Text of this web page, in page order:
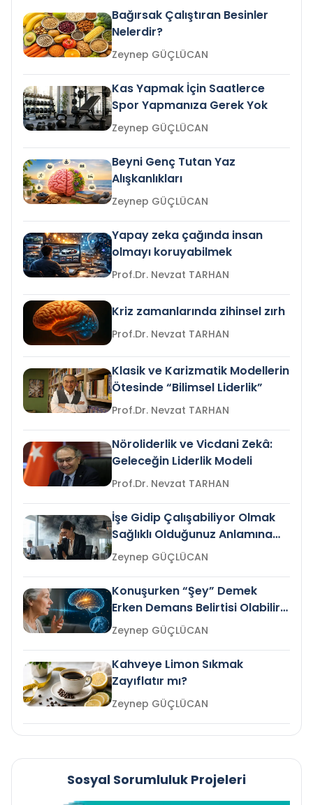
Bağırsak Çalıştıran Besinler
Nelerdir?
Zeynep GÜÇLÜCAN
Kas Yapmak İçin Saatlerce
Spor Yapmanıza Gerek Yok
Zeynep GÜÇLÜCAN
Beyni Genç Tutan Yaz
Alışkanlıkları
Zeynep GÜÇLÜCAN
Yapay zeka çağında insan
olmayı koruyabilmek
Prof.Dr. Nevzat TARHAN
Kriz zamanlarında zihinsel zırh
Prof.Dr. Nevzat TARHAN
Klasik ve Karizmatik Modellerin
Ötesinde “Bilimsel Liderlik”
Prof.Dr. Nevzat TARHAN
Nöroliderlik ve Vicdani Zekâ:
Geleceğin Liderlik Modeli
Prof.Dr. Nevzat TARHAN
İşe Gidip Çalışabiliyor Olmak
Sağlıklı Olduğunuz Anlamına
Gelir mi?Zeynep GÜÇLÜCAN
Konuşurken “Şey” Demek
Erken Demans Belirtisi Olabilir
mi?
Zeynep GÜÇLÜCAN
Kahveye Limon Sıkmak
Zayıflatır mı?
Zeynep GÜÇLÜCAN
Sosyal Sorumluluk Projeleri